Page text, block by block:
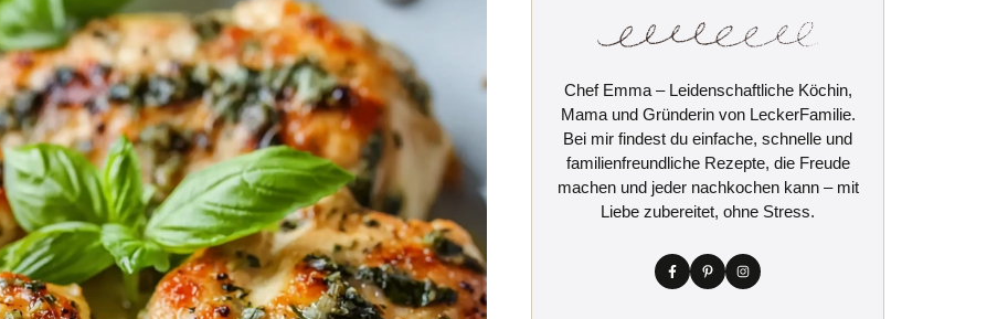
Chef Emma – Leidenschaftliche Köchin,
Mama und Gründerin von LeckerFamilie.
Bei mir findest du einfache, schnelle und
familienfreundliche Rezepte, die Freude
machen und jeder nachkochen kann – mit
Liebe zubereitet, ohne Stress.